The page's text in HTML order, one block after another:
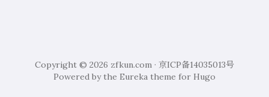
Copyright © 2026 zfkun.com · 京ICP备14035013号
Powered by the Eureka theme for Hugo